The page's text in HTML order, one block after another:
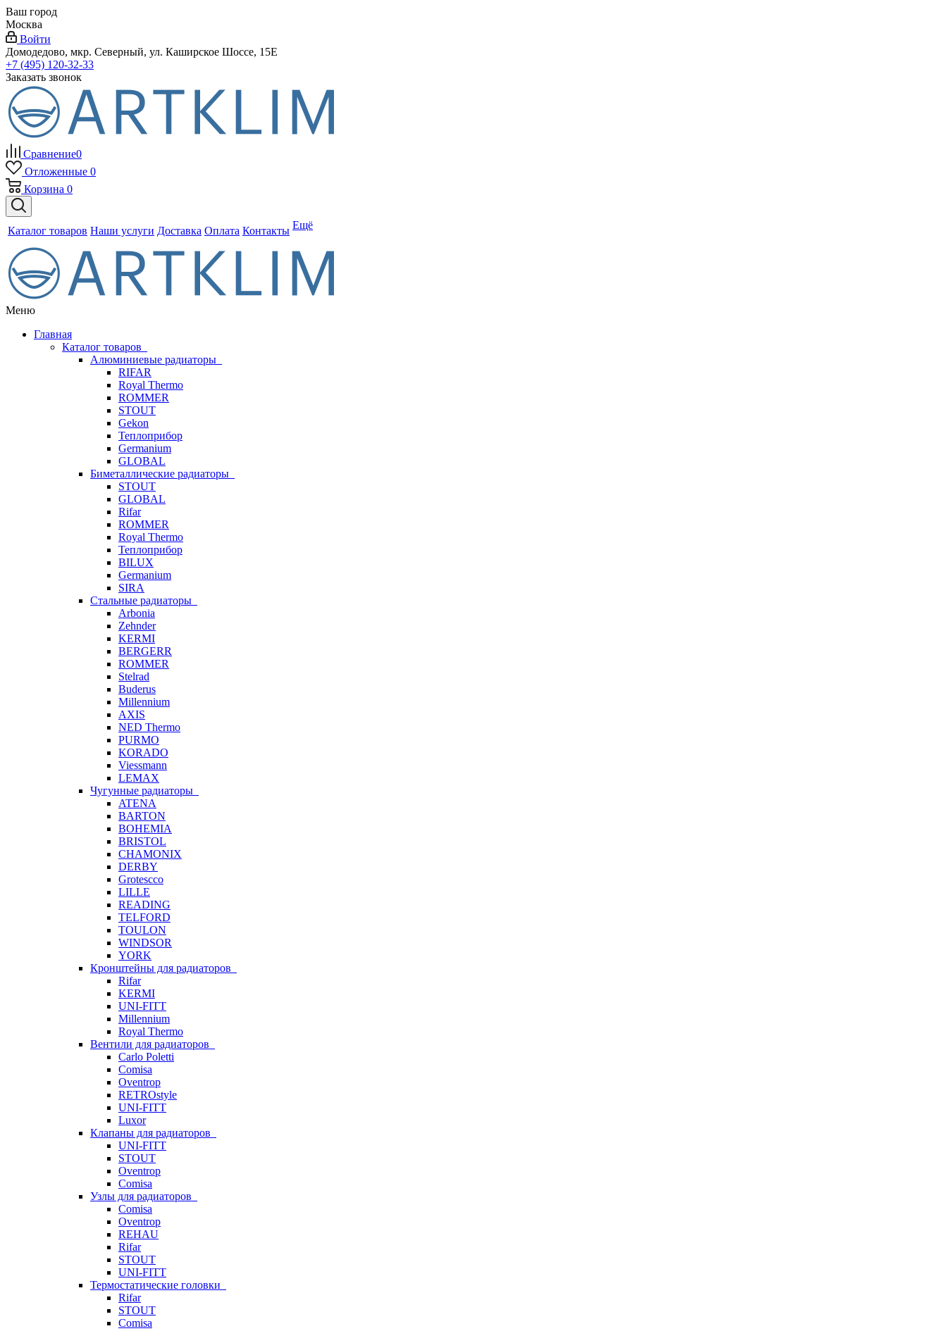
Ваш город
Москва
Войти
Домодедово, мкр. Северный, ул. Каширское Шоссе, 15Е
+7 (495) 120-32-33
Заказать звонок
Сравнение0
Отложенные 0
Корзина 0
Каталог товаров Наши услуги Доставка Оплата Контакты Ещё
Меню
Главная
Каталог товаров
Алюминиевые радиаторы
RIFAR
Royal Thermo
ROMMER
STOUT
Gekon
Теплоприбор
Germanium
GLOBAL
Биметаллические радиаторы
STOUT
GLOBAL
Rifar
ROMMER
Royal Thermo
Теплоприбор
BILUX
Germanium
SIRA
Стальные радиаторы
Arbonia
Zehnder
KERMI
BERGERR
ROMMER
Stelrad
Buderus
Millennium
AXIS
NED Thermo
PURMO
KORADO
Viessmann
LEMAX
Чугунные радиаторы
ATENA
BARTON
BOHEMIA
BRISTOL
CHAMONIX
DERBY
Grotescco
LILLE
READING
TELFORD
TOULON
WINDSOR
YORK
Кронштейны для радиаторов
Rifar
KERMI
UNI-FITT
Millennium
Royal Thermo
Вентили для радиаторов
Carlo Poletti
Comisa
Oventrop
RETROstyle
UNI-FITT
Luxor
Клапаны для радиаторов
UNI-FITT
STOUT
Oventrop
Comisa
Узлы для радиаторов
Comisa
Oventrop
REHAU
Rifar
STOUT
UNI-FITT
Термостатические головки
Rifar
STOUT
Comisa